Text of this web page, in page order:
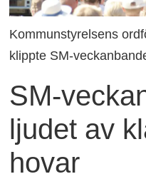
Kommunstyrelsens
klippte SM-
SM-
ljudet av
hovar